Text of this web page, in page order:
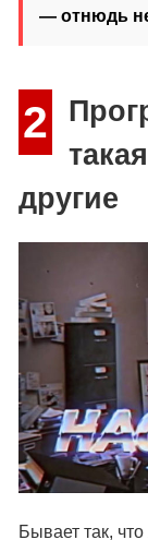
— отнюдь
2
другие
Бывает так,